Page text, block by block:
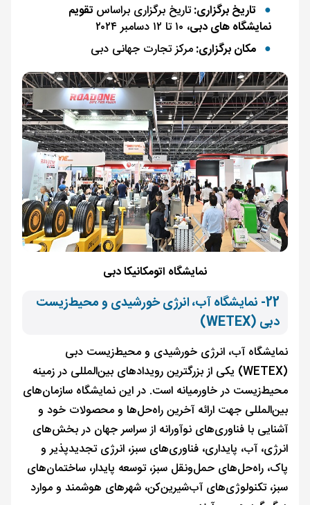
تاریخ برگزاری:تاریخ برگزاری براساس تقویم
نمایشگاه های دبی، ۱۰ تا ۱۲ دسامبر ۲۰۲۴
مکان برگزاری:مرکز تجارت جهانی دبی
نمایشگاه اتومکانیکا دبی
22- نمایشگاه آب، انرژی خورشیدی و محیط‌زیست
دبی (WETEX)
نمایشگاه آب، انرژی خورشیدی و محیط‌زیست دبی
(WETEX) یکی از بزرگترین رویدادهای بین‌المللی در زمینه
محیط‌زیست در خاورمیانه است. در این نمایشگاه سازمان‌های
بین‌المللی جهت ارائه آخرین راه‌حل‌ها و محصولات خود و
آشنایی با فناوری‌های نوآورانه از سراسر جهان در بخش‌های
انرژی، آب، پایداری، فناوری‌های سبز، انرژی تجدیدپذیر و
پاک، راه‌حل‌های حمل‌ونقل سبز، توسعه پایدار، ساختمان‌های
سبز، تکنولوژی‌های آب‌شیرین‌کن، شهرهای هوشمند و موارد